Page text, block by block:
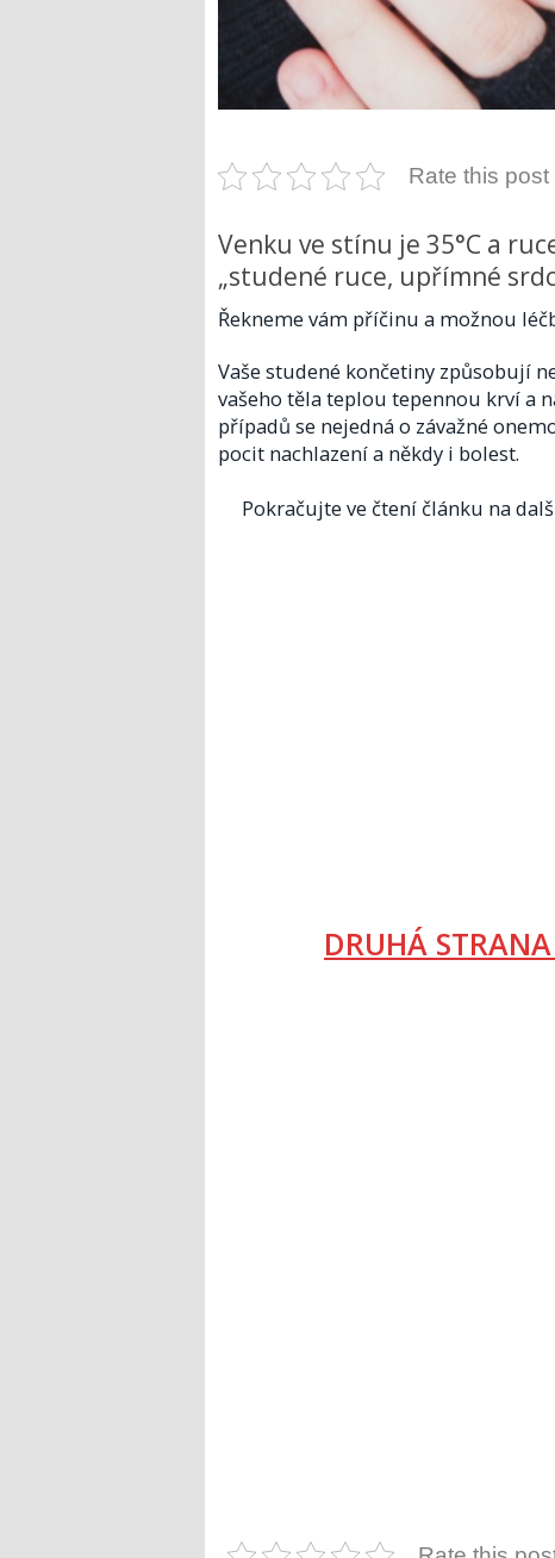
Rate this post
Venku ve stínu je 35°C a
„studené ruce, upřímné
Řekneme vám příčinu a možnou
Vaše studené končetiny způsobují
vašeho těla teplou tepennou krví a
případů se nejedná o závažné
pocit nachlazení a někdy i bolest.
Pokračujte ve čtení článku na
DRUHÁ